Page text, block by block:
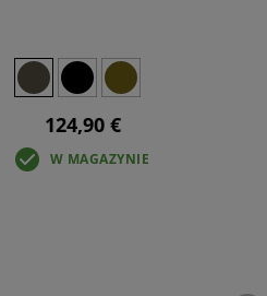
124,90 €
W MAGAZYNIE